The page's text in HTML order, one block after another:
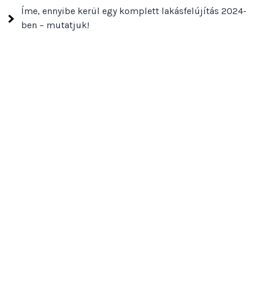
Íme, ennyibe kerül egy komplett lakásfelújítás 2024-
ben – mutatjuk!